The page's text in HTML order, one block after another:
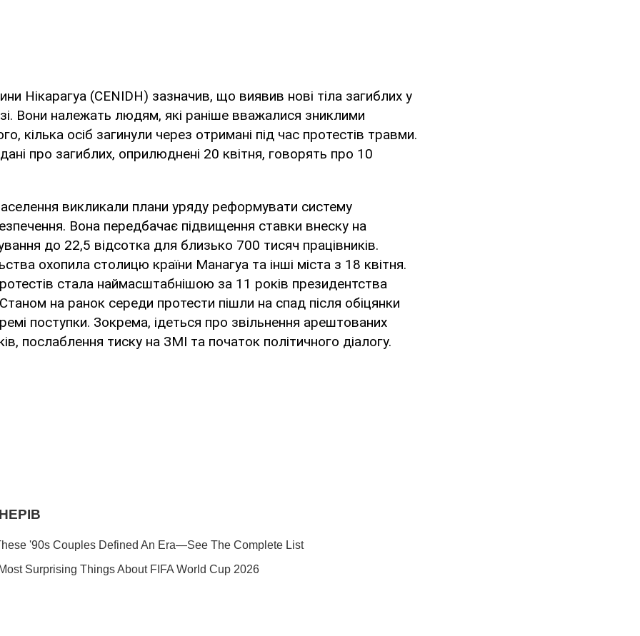
Нікарагуа (CENIDH) зазначив, що виявив нові тіла загиблих у
Вони належать людям, які раніше вважалися зниклими
кілька осіб загинули через отримані під час протестів травми.
дані про загиблих, оприлюднені 20 квітня, говорять про 10
викликали плани уряду реформувати систему
Вона передбачає підвищення ставки внеску на
до 22,5 відсотка для близько 700 тисяч працівників.
охопила столицю країни Манагуа та інші міста з 18 квітня.
стала наймасштабнішою за 11 років президентства
на ранок середи протести пішли на спад після обіцянки
поступки. Зокрема, ідеться про звільнення арештованих
послаблення тиску на ЗМІ та початок політичного діалогу.